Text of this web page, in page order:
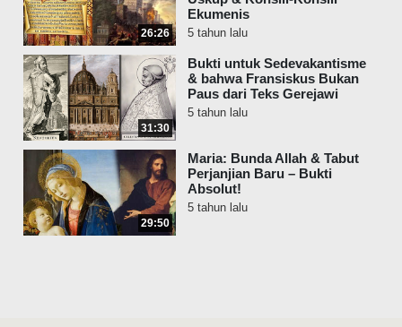
26:26
Ekumenis
5 tahun lalu
31:30
Bukti untuk Sedevakantisme
& bahwa Fransiskus Bukan
Paus dari Teks Gerejawi
5 tahun lalu
29:50
Maria: Bunda Allah & Tabut
Perjanjian Baru – Bukti
Absolut!
5 tahun lalu